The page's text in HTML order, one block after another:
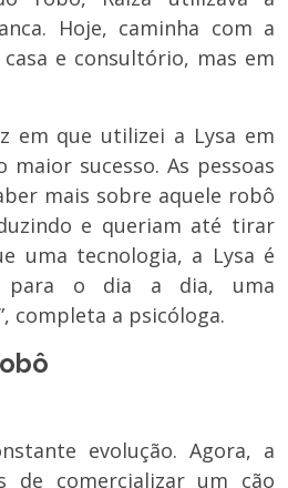
Hoje, caminha com a
e consultório, mas em
em que utilizei a Lysa em
sucesso. As pessoas
mais sobre aquele robô
e queriam até tirar
uma tecnologia, a Lysa é
para o dia a dia, uma
completa a psicóloga.
evolução. Agora, a
de comercializar um cão